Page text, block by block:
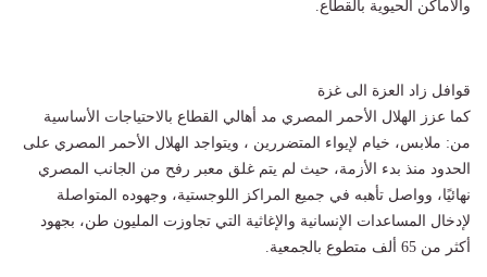
والأماكن الحيوية بالقطاع.
قوافل زاد العزة الى غزة
كما عزز الهلال الأحمر المصري مد أهالي القطاع بالاحتياجات الأساسية
من: ملابس، خيام لإيواء المتضررين ، ويتواجد الهلال الأحمر المصري على
الحدود منذ بدء الأزمة، حيث لم يتم غلق معبر رفح من الجانب المصري
نهائيًا، وواصل تأهبه في جميع المراكز اللوجستية، وجهوده المتواصلة
لإدخال المساعدات الإنسانية والإغاثية التي تجاوزت المليون طن، بجهود
أكثر من 65 ألف متطوع بالجمعية.